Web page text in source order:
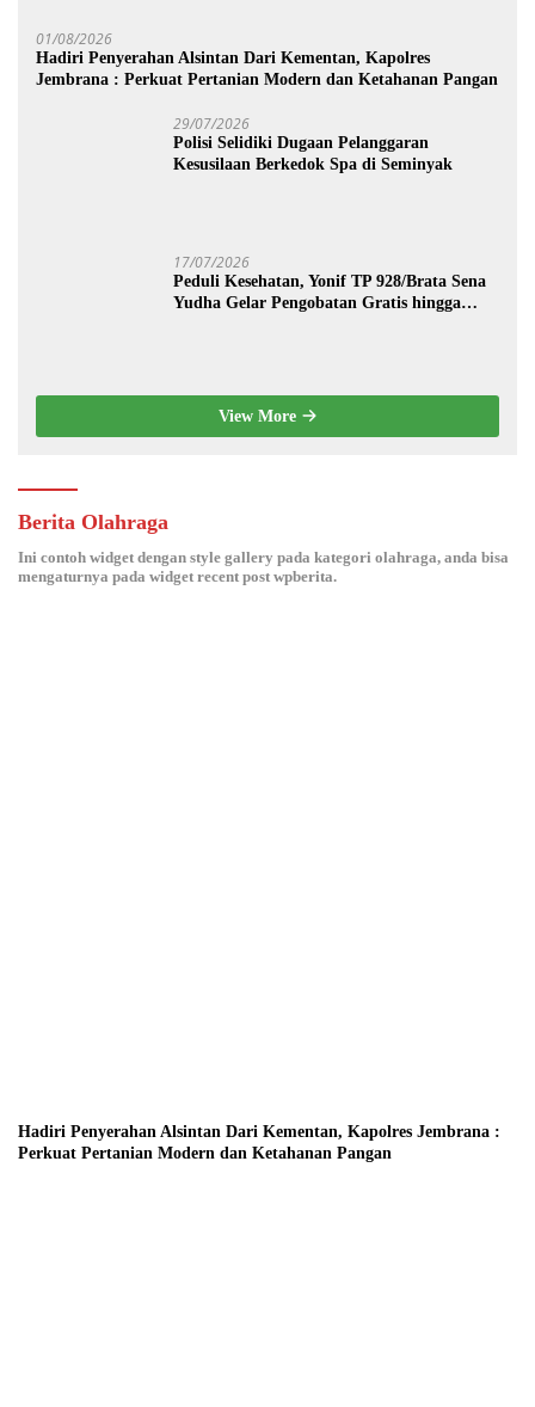
01/08/2026
Hadiri Penyerahan Alsintan Dari Kementan, Kapolres
Jembrana : Perkuat Pertanian Modern dan Ketahanan Pangan
29/07/2026
Polisi Selidiki Dugaan Pelanggaran
Kesusilaan Berkedok Spa di Seminyak
17/07/2026
Peduli Kesehatan, Yonif TP 928/Brata Sena
Yudha Gelar Pengobatan Gratis hingga
View More
Berita Olahraga
Ini contoh widget dengan style gallery pada kategori olahraga, anda bisa
mengaturnya pada widget recent post wpberita.
Hadiri Penyerahan Alsintan Dari Kementan, Kapolres Jembrana :
Perkuat Pertanian Modern dan Ketahanan Pangan